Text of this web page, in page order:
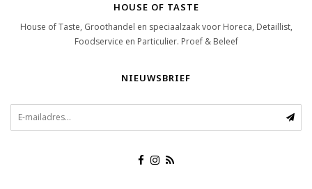
HOUSE OF TASTE
House of Taste, Groothandel en speciaalzaak voor Horeca, Detaillist,
Foodservice en Particulier. Proef & Beleef
NIEUWSBRIEF